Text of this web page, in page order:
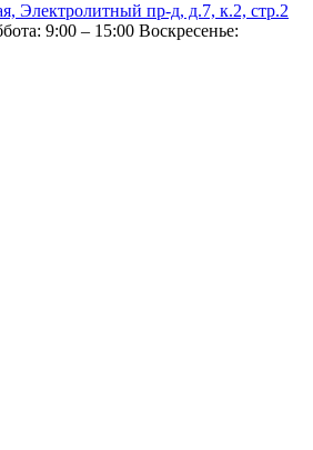
Электролитный пр-д, д.7, к.2, стр.2
9:00 – 15:00 Воскресенье: